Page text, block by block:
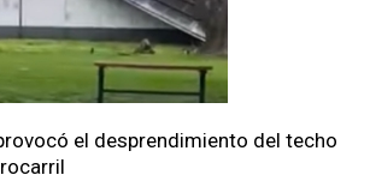
el desprendimiento del techo